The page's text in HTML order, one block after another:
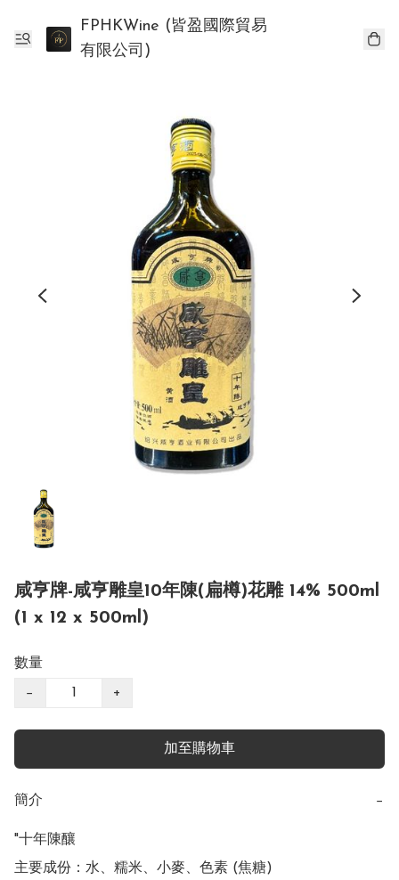
FPHKWine (皆盈國際貿易
有限公司)
咸亨牌-咸亨雕皇10年陳(扁樽)花雕 14% 500ml
(1 x 12 x 500ml)
數量
− +
加至購物車
簡介 −
"十年陳釀
主要成份：水、糯米、小麥、色素 (焦糖)